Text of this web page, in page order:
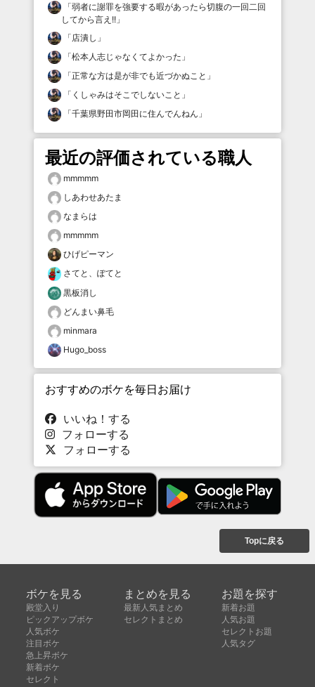
「弱者に謝罪を強要する暇があったら切腹の一回二回
してから言え!! 」
「 店潰し 」
「松本人志じゃなくてよかった 」
「正常な方は是が非でも近づかぬこと 」
「 くしゃみはそこでしないこと 」
「千葉県野田市岡田に住んでんねん 」
最近の評価されている職人
mmmmm
しあわせあたま
なまらは
mmmmm
ひげピーマン
さてと、ぽてと
黒板消し
どんまい鼻毛
minmara
Hugo_boss
おすすめのボケを毎日お届け
いいね！する
フォローする
フォローする
Topに戻る
ボケを見る
殿堂入り
ピックアップボケ
人気ボケ
注目ボケ
急上昇ボケ
新着ボケ
セレクト
まとめを見る
最新人気まとめ
セレクトまとめ
お題を探す
新着お題
人気お題
セレクトお題
人気タグ